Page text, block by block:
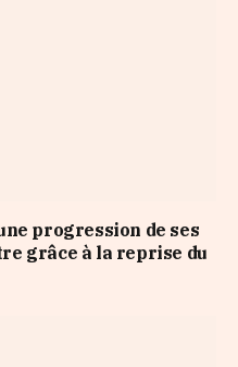
progression de ses
grâce à la reprise du